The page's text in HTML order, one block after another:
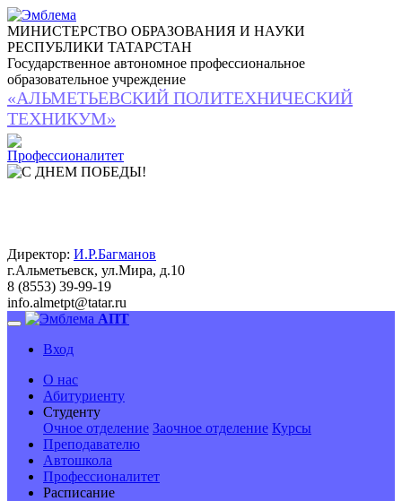
МИНИСТЕРСТВО ОБРАЗОВАНИЯ И НАУКИ
РЕСПУБЛИКИ ТАТАРСТАН
Государственное автономное профессиональное
образовательное учреждение
«АЛЬМЕТЬЕВСКИЙ ПОЛИТЕХНИЧЕСКИЙ
ТЕХНИКУМ»
Директор: И.Р.Багманов
г.Альметьевск, ул.Мира, д.10
8 (8553) 39-99-19
info.almetpt@tatar.ru
АПТ
Вход
О нас
Абитуриенту
Студенту
Очное отделение Заочное отделение Курсы
Преподавателю
Автошкола
Профессионалитет
Расписание